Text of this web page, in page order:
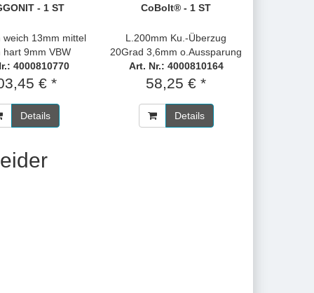
- 1 ST
weich 13mm mittel
hart 9mm VBW
4000810770
€ *
Details
CoBolt® - 1 ST
L.200mm Ku.-Überzug
20Grad 3,6mm o.Aussparung
Art. Nr.: 4000810164
58,25 € *
Details